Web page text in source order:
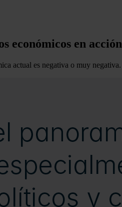
económicos en acción
actual es negativa o muy negativa.